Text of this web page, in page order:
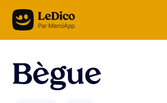
Aller au contenu
Bègue